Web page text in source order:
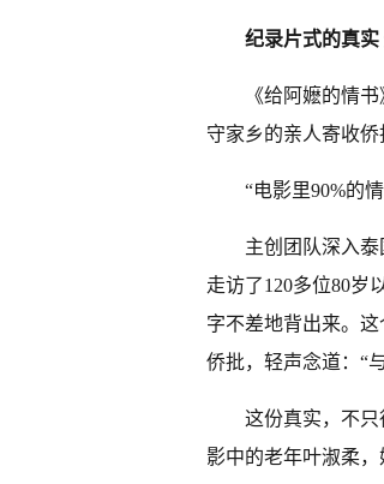
纪录片式的真实
《给阿嬷的情
守家乡的亲人寄收侨
“电影里90%的
主创团队深入
走访了120多位80岁
字不差地背出来。
侨批，轻声念道：“
这份真实，不
影中的老年叶淑柔